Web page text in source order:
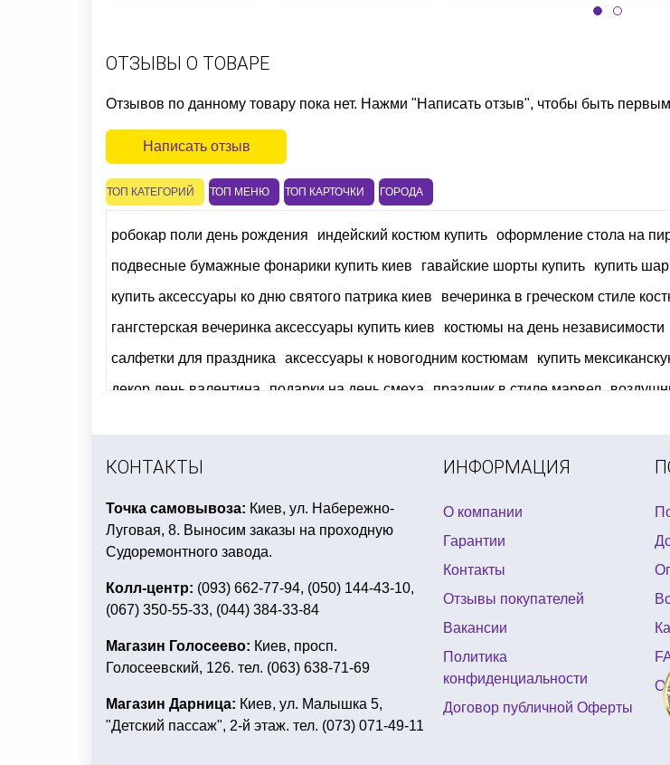
ОТЗЫВЫ О ТОВАРЕ
Отзывов по данному товару пока нет. Нажми "Написать отзыв", чтобы быть первым
Написать отзыв
ТОП КАТЕГОРИЙ ТОП МЕНЮ ТОП КАРТОЧКИ ГОРОДА
робокар поли день рождения индейский костюм купить оформление стола на
подвесные бумажные фонарики купить киев
гавайские шорты купить
купить
купить аксессуары ко дню святого патрика киев
вечеринка в греческом стиле
гангстерская вечеринка аксессуары купить киев
костюмы на день независимости
салфетки для праздника
аксессуары к новогодним костюмам купить
декор день валентина подарки на день смеха праздник в стиле марвел
КОНТАКТЫ
Точка самовывоза: Киев, ул. Набережно-
Луговая, 8. Выносим заказы на проходную
Судоремонтного завода.
Колл-центр: (093) 662-77-94, (050) 144-43-10,
(067) 350-55-33, (044) 384-33-84
Магазин Голосеево: Киев, просп.
Голосеевский, 126. тел. (063) 638-71-69
Магазин Дарница: Киев, ул. Малышка 5,
"Детский пассаж", 2-й этаж. тел. (073) 071-49-11
ИНФОРМАЦИЯ
О компании
Гарантии
Контакты
Отзывы покупателей
Вакансии
Политика
конфиденциальности
Договор публичной Оферты